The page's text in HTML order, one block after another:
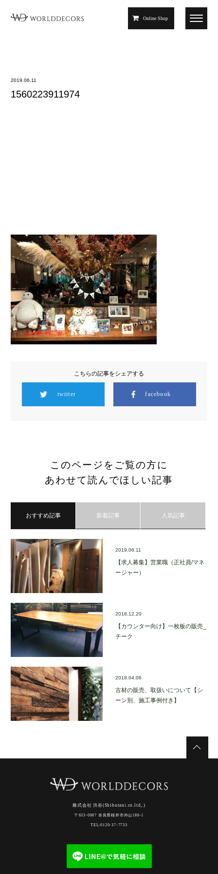
Online Shop
2019.06.11
1560223911974
こちらの記事をシェアする
twitter facebook
このページをご覧の方に
あわせて読んでほしい記事
おすすめ記事 新着記事 人気記事
2019.06.11
【求人募集】営業職（正社員/マネ
ージャー）
2018.12.20
【カウンター向け】一枚板の販売_
チーク
2018.04.06
古材の販売、取扱いについて【シ
ーン別、施工事例付き】
株式会社 渋谷(Shibutani.co.ltd,.)
〒633-0007 奈良県桜井市外山186-1
TEL:0120-37-7733